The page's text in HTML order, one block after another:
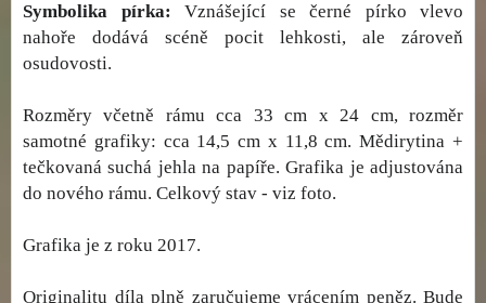
Symbolika pírka: Vznášející se černé pírko vlevo
nahoře dodává scéně pocit lehkosti, ale zároveň
osudovosti.
Rozměry včetně rámu cca 33 cm x 24 cm, rozměr
samotné grafiky: cca 14,5 cm x 11,8 cm. Mědirytina +
tečkovaná suchá jehla na papíře. Grafika je adjustována
do nového rámu. Celkový stav - viz foto.
Grafika je z roku 2017.
Originalitu díla plně zaručujeme vrácením peněz. Bude